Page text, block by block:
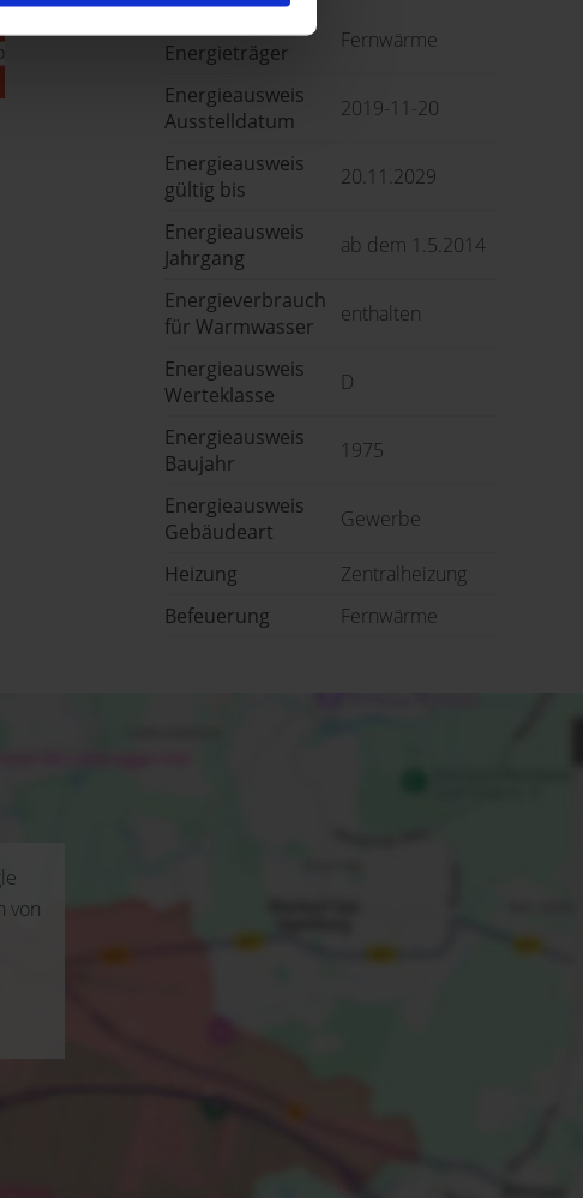
Energieträger
Fernwärme
Energieausweis
Ausstelldatum
2019-11-20
Energieausweis
gültig bis
20.11.2029
Energieausweis
Jahrgang
ab dem 1.5.2014
Energieverbrauch
für Warmwasser
enthalten
Energieausweis
Werteklasse
D
Energieausweis
Baujahr
1975
Energieausweis
Gebäudeart
Gewerbe
Heizung
Zentralheizung
Befeuerung
Fernwärme
von